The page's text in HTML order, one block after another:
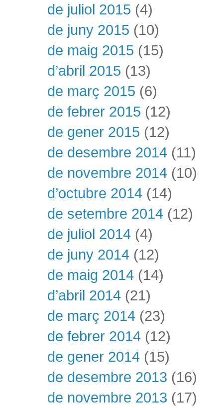
de juliol 2015 (4)
de juny 2015 (10)
de maig 2015 (15)
d’abril 2015 (13)
de març 2015 (6)
de febrer 2015 (12)
de gener 2015 (12)
de desembre 2014 (11)
de novembre 2014 (10)
d’octubre 2014 (14)
de setembre 2014 (12)
de juliol 2014 (4)
de juny 2014 (12)
de maig 2014 (14)
d’abril 2014 (21)
de març 2014 (23)
de febrer 2014 (12)
de gener 2014 (15)
de desembre 2013 (16)
de novembre 2013 (17)